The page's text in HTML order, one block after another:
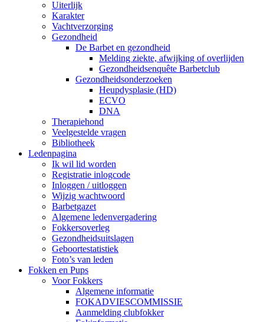
Uiterlijk
Karakter
Vachtverzorging
Gezondheid
De Barbet en gezondheid
Melding ziekte, afwijking of overlijden
Gezondheidsenquête Barbetclub
Gezondheidsonderzoeken
Heupdysplasie (HD)
ECVO
DNA
Therapiehond
Veelgestelde vragen
Bibliotheek
Ledenpagina
Ik wil lid worden
Registratie inlogcode
Inloggen / uitloggen
Wijzig wachtwoord
Barbetgazet
Algemene ledenvergadering
Fokkersoverleg
Gezondheidsuitslagen
Geboortestatistiek
Foto’s van leden
Fokken en Pups
Voor Fokkers
Algemene informatie
FOKADVIESCOMMISSIE
Aanmelding clubfokker